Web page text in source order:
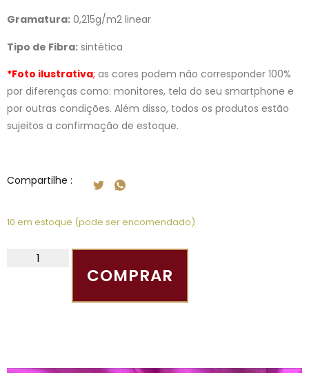
Gramatura: 0,215g/m2 linear
Tipo de Fibra: sintética
*Foto ilustrativa; as cores podem não corresponder 100%
por diferenças como: monitores, tela do seu smartphone e
por outras condições. Além disso, todos os produtos estão
sujeitos a confirmação de estoque.
Compartilhe :
10 em estoque (pode ser encomendado)
COMPRAR